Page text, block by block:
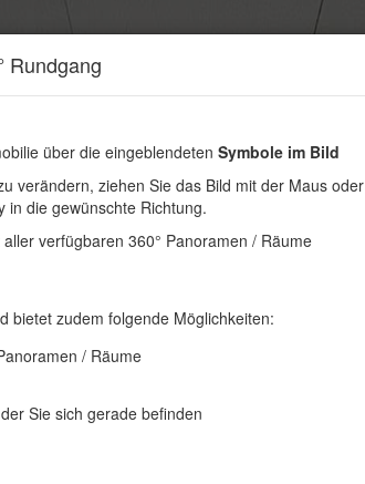
Rundgang
über die eingeblendeten Symbole im Bild
verändern, ziehen Sie das Bild mit der Maus oder
in die gewünschte Richtung.
verfügbaren 360° Panoramen / Räume
bietet zudem folgende Möglichkeiten:
/ Räume
Sie sich gerade befinden